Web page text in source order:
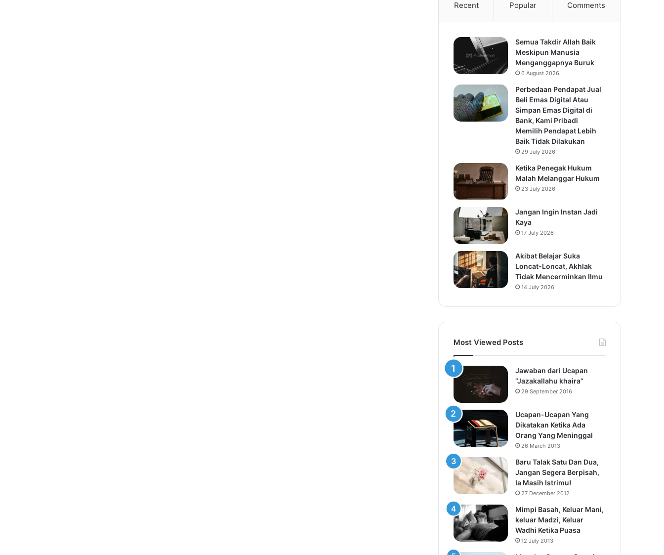
Recent Popular Comments
Semua Takdir Allah Baik
Meskipun Manusia
Menganggapnya Buruk
6 August 2026
Perbedaan Pendapat Jual
Beli Emas Digital Atau
Simpan Emas Digital di
Bank, Kami Pribadi
Memilih Pendapat Lebih
Baik Tidak Dilakukan
29 July 2026
Ketika Penegak Hukum
Malah Melanggar Hukum
23 July 2026
Jangan Ingin Instan Jadi
Kaya
17 July 2026
Akibat Belajar Suka
Loncat-Loncat, Akhlak
Tidak Mencerminkan Ilmu
14 July 2026
Most Viewed Posts
Jawaban dari Ucapan
“Jazakallahu khaira”
29 September 2016
Ucapan-Ucapan Yang
Dikatakan Ketika Ada
Orang Yang Meninggal
26 March 2013
Baru Talak Satu Dan Dua,
Jangan Segera Berpisah,
Ia Masih Istrimu!
27 December 2012
Mimpi Basah, Keluar Mani,
keluar Madzi, Keluar
Wadhi Ketika Puasa
12 July 2013